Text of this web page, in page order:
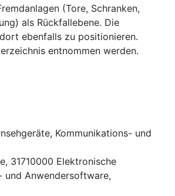
(Tore, Schranken,
als Rückfallebene. Die
ebenfalls zu positionieren.
entnommen werden.
Kommunikations- und
, 31710000 Elektronische
und Anwendersoftware,